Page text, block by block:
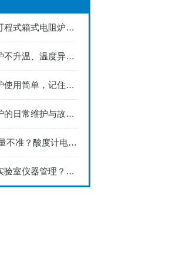
如何解决可程式箱式电阻炉的故障问题
箱式电阻炉不升温、温度异常怎么办？
箱式电阻炉使用简单，记住这几点即可！
箱式电阻炉的日常维护与故障排查
水质pH测量不准？酸度计电极保养与故障排查指南
如何做好实验室仪器管理？设备管理需注意